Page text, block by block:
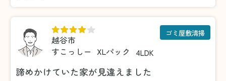
越谷市
すこっしー
XLパック 4LDK
ゴミ屋敷清掃
諦めかけていた家が見違えました